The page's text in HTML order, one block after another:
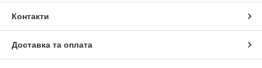
Контакти
Доставка та оплата